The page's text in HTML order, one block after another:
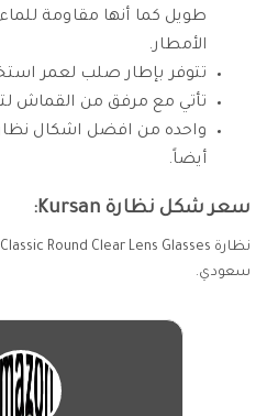
طويل كما أنها مقاومة
الأمطار.
تتوفر بإطار صلب لعمر
تأتي مع مرفق من القماش
واحده من افضل اشكال
أيضاً.
سعر شكل نظارة Kursan:
سعودي.